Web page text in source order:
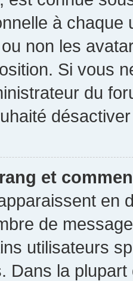
à chaque
non les
Si vous
du
et
en
de
utilisateurs
Dans la